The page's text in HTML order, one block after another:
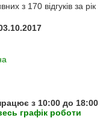
з 170 відгуків за рік
з 10:00 до 18:00
графік роботи